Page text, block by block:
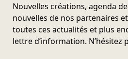
Nouvelles créations, agenda
nouvelles de nos partenaires
toutes ces actualités et plus
lettre d’information. N’hésitez